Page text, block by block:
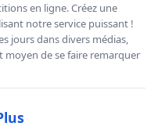
en ligne. Créez une
notre service puissant !
jours dans divers médias,
moyen de se faire remarquer